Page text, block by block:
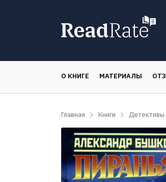
О КНИГЕ МАТЕРИАЛЫ
Главная Книги Детективы